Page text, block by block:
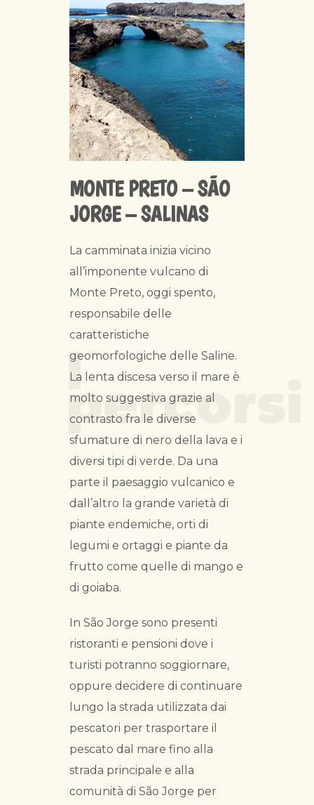
MONTE PRETO – SÃO
JORGE – SALINAS
La camminata inizia vicino
all’imponente vulcano di
Monte Preto, oggi spento,
responsabile delle
caratteristiche
geomorfologiche delle Saline.
La lenta discesa verso il mare è
molto suggestiva grazie al
contrasto fra le diverse
sfumature di nero della lava e i
diversi tipi di verde. Da una
parte il paesaggio vulcanico e
dall’altro la grande varietà di
piante endemiche, orti di
legumi e ortaggi e piante da
frutto come quelle di mango e
di goiaba.
I
percorsi
In São Jorge sono presenti
ristoranti e pensioni dove i
turisti potranno soggiornare,
oppure decidere di continuare
lungo la strada utilizzata dai
pescatori per trasportare il
pescato dal mare fino alla
strada principale e alla
comunità di São Jorge per